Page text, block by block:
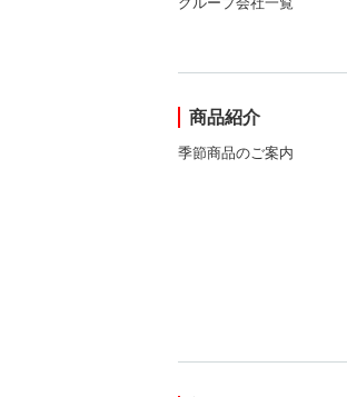
商品紹介
季節商品のご案内